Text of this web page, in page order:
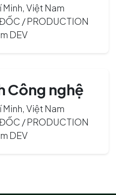
Minh,Việt Nam
/ PRODUCTION
DEV
Công nghệ
Minh,Việt Nam
/ PRODUCTION
DEV